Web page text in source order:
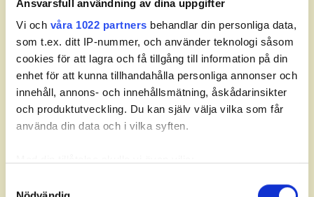
Ansvarsfull användning av dina uppgifter
Vi och våra 1022 partners behandlar din personliga data,
som t.ex. ditt IP-nummer, och använder teknologi såsom
cookies för att lagra och få tillgång till information på din
enhet för att kunna tillhandahålla personliga annonser och
innehåll, annons- och innehållsmätning, åskådarinsikter
och produktutveckling. Du kan själv välja vilka som får
använda din data och i vilka syften.
Senast uppdaterad:14:00
Fav Pos Namn Hål Till par